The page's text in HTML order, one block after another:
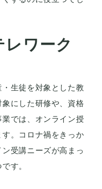
レワーク
生徒を対象とした教
にした研修や、資格
では、オンライン授
。コロナ禍をきっか
受講ニーズが高まっ
す。